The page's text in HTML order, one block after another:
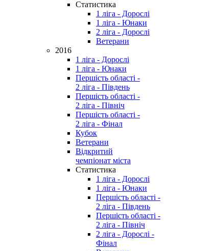
Статистика
1 ліга - Дорослі
1 ліга - Юнаки
2 ліга - Дорослі
Ветерани
2016
1 ліга - Дорослі
1 ліга - Юнаки
Першість області -
2 ліга - Південь
Першість області -
2 ліга - Північ
Першість області -
2 ліга - Фінал
Кубок
Ветерани
Відкритий
чемпіонат міста
Статистика
1 ліга - Дорослі
1 ліга - Юнаки
Першість області -
2 ліга - Південь
Першість області -
2 ліга - Північ
2 ліга - Дорослі -
Фінал